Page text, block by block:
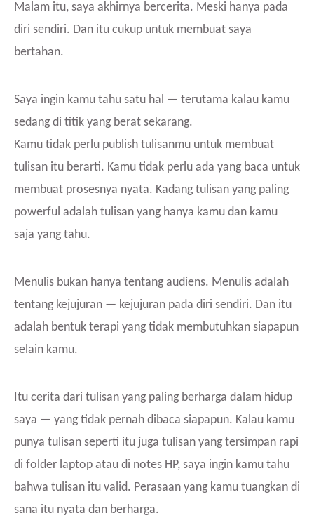
Malam itu, saya akhirnya bercerita. Meski hanya pada
diri sendiri. Dan itu cukup untuk membuat saya
bertahan.
Saya ingin kamu tahu satu hal — terutama kalau kamu
sedang di titik yang berat sekarang.
Kamu tidak perlu publish tulisanmu untuk membuat
tulisan itu berarti. Kamu tidak perlu ada yang baca untuk
membuat prosesnya nyata. Kadang tulisan yang paling
powerful adalah tulisan yang hanya kamu dan kamu
saja yang tahu.
Menulis bukan hanya tentang audiens. Menulis adalah
tentang kejujuran — kejujuran pada diri sendiri. Dan itu
adalah bentuk terapi yang tidak membutuhkan siapapun
selain kamu.
Itu cerita dari tulisan yang paling berharga dalam hidup
saya — yang tidak pernah dibaca siapapun. Kalau kamu
punya tulisan seperti itu juga tulisan yang tersimpan rapi
di folder laptop atau di notes HP, saya ingin kamu tahu
bahwa tulisan itu valid. Perasaan yang kamu tuangkan di
sana itu nyata dan berharga.